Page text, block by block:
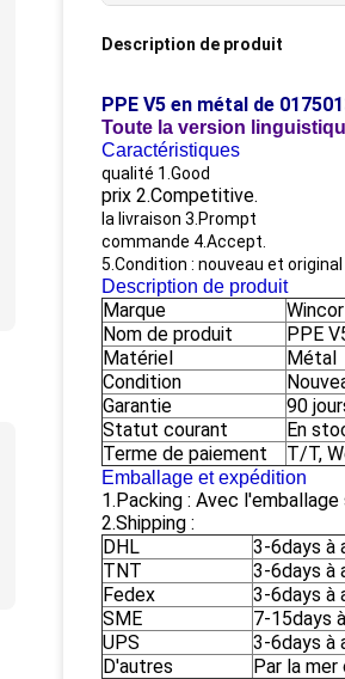
Description de produit
PPE V5 en métal de
Toute la version
Caractéristiques
qualité 1.Good
prix 2.Competitive.
la livraison 3.Prompt
commande 4.Accept.
5.Condition : nouveau et original
Description de produit
Marque
Wincor
Nom de produit
PPE
Matériel
Métal
Condition
Garantie
90
Statut courant
En
Terme de paiement
T/T,
Emballage et expédition
1.Packing : Avec
2.Shipping :
DHL
3-6days à
TNT
3-6days à
Fedex
3-6days à
SME
7-15days
UPS
3-6days à
D'autres
Par la mer